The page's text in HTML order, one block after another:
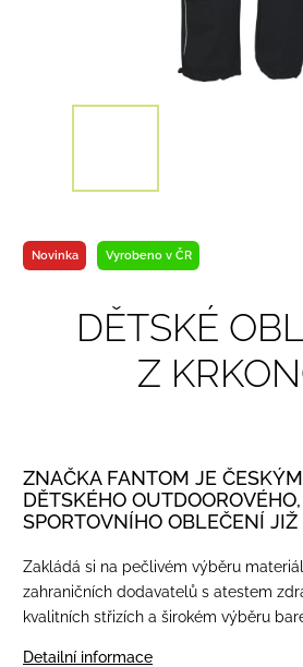
Novinka Vyrobeno v ČR
DĚTSKÉ
Z
ZNAČKA FANTOM JE
DĚTSKÉHO
SPORTOVNÍHO OBLEČENÍ
Zakládá si na pečlivém výběru
zahraničních dodavatelů s atestem
kvalitních střizích a širokém výběru
Detailní informace